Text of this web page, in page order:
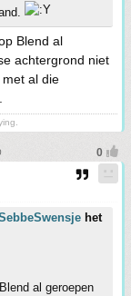
Blend al
achtergrond niet
al die
het
al geroepen